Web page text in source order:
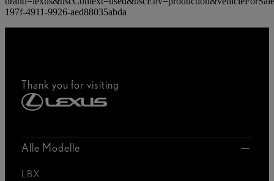
197f-4911-9926-aed88035abda
Thank you for visiting
Alle Modelle
LBX